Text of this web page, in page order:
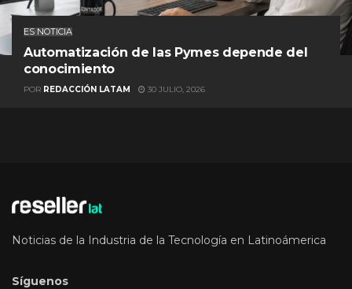
ES NOTICIA
Automatización de las Pymes depende del
conocimiento
POR REDACCIÓN LATAM 30 JULIO, 2026
Noticias de la Industria de la Tecnología en Latinoámerica
Síguenos